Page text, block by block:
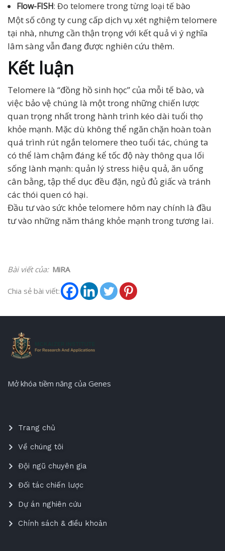
Flow-FISH: Đo telomere trong từng loại tế bào
Một số công ty cung cấp dịch vụ xét nghiệm telomere
tại nhà, nhưng cần thận trọng với kết quả vì ý nghĩa
lâm sàng vẫn đang được nghiên cứu thêm.
Kết luận
Telomere là “đồng hồ sinh học” của mỗi tế bào, và
việc bảo vệ chúng là một trong những chiến lược
quan trọng nhất trong hành trình kéo dài tuổi thọ
khỏe mạnh. Mặc dù không thể ngăn chặn hoàn toàn
quá trình rút ngắn telomere theo tuổi tác, chúng ta
có thể làm chậm đáng kể tốc độ này thông qua lối
sống lành mạnh: quản lý stress hiệu quả, ăn uống
cân bằng, tập thể dục đều đặn, ngủ đủ giấc và tránh
các thói quen có hại.
Đầu tư vào sức khỏe telomere hôm nay chính là đầu
tư vào những năm tháng khỏe mạnh trong tương lai.
Bài viết của: MiRA
Chia sẻ bài viết:
Mở khóa tiềm năng của Genes
Trang chủ
Về chúng tôi
Đội ngũ chuyên gia
Đối tác chiến lược
Dự án nghiên cứu
Chính sách & điều khoản